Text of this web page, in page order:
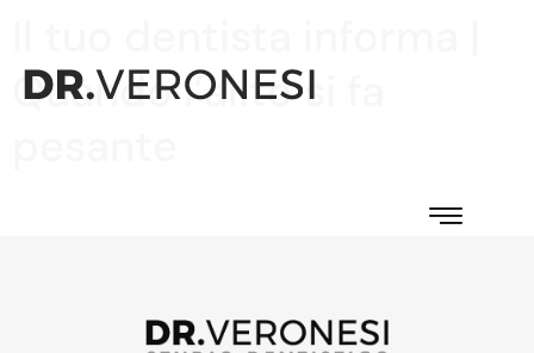
Quando l’alito si fa